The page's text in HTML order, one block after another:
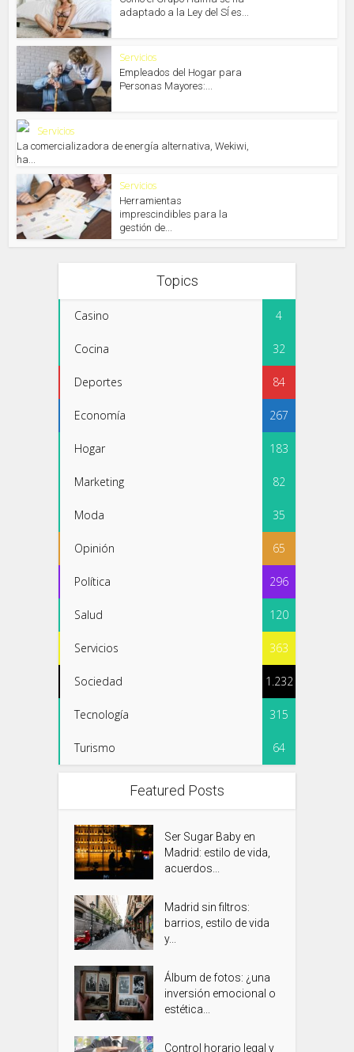
adaptado a la Ley del SÍ es...
Servicios
Empleados del Hogar para
Personas Mayores:...
Servicios
La comercializadora de energía alternativa, Wekiwi,
ha...
Servicios
Herramientas
imprescindibles para la
gestión de...
Topics
Casino 4
Cocina 32
Deportes 84
Economía 267
Hogar 183
Marketing 82
Moda 35
Opinión 65
Política 296
Salud 120
Servicios 363
Sociedad 1.232
Tecnología 315
Turismo 64
Featured Posts
Ser Sugar Baby en
Madrid: estilo de vida,
acuerdos...
Madrid sin filtros:
barrios, estilo de vida
y...
Álbum de fotos: ¿una
inversión emocional o
estética...
Control horario legal y